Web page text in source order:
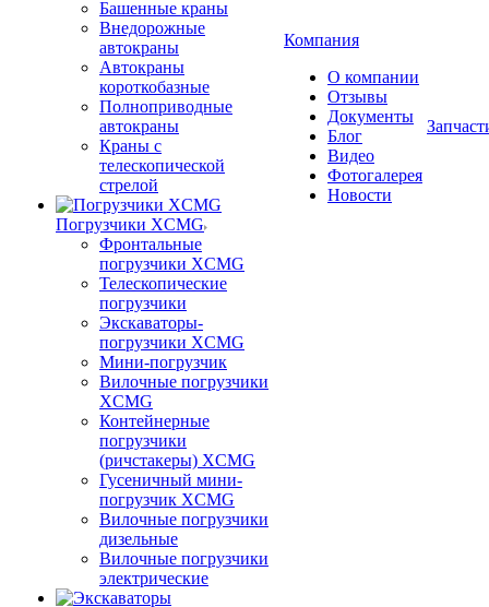
Башенные краны
Внедорожные
автокраны
Автокраны
короткобазные
Полноприводные
автокраны
Краны с
телескопической
стрелой
Погрузчики XCMG
Фронтальные
погрузчики XCMG
Телескопические
погрузчики
Экскаваторы-
погрузчики XCMG
Мини-погрузчик
Вилочные погрузчики
XCMG
Контейнерные
погрузчики
(ричстакеры) XCMG
Гусеничный мини-
погрузчик XCMG
Вилочные погрузчики
дизельные
Вилочные погрузчики
электрические
Компания
О компании
Отзывы
Документы
Блог
Видео
Фотогалерея
Новости